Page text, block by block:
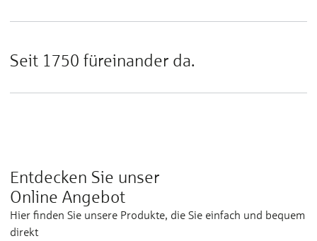
Seit 1750 füreinander da.
Entdecken Sie unser
Online Angebot
Hier finden Sie unsere Produkte, die Sie einfach und bequem
direkt